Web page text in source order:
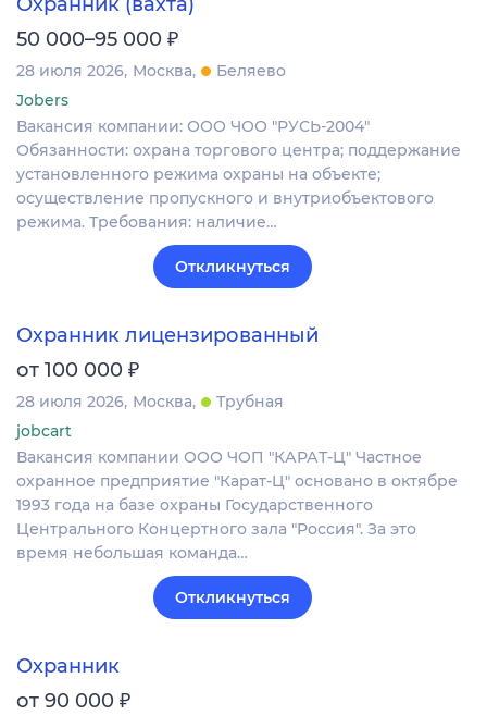
50 000–95 000 ₽
28 июля 2026 Москва
Беляево
Jobers
Вакансия компании: ООО ЧОО "РУСЬ-2004"
Обязанности: охрана торгового центра; поддержание
установленного режима охраны на объекте;
осуществление пропускного и внутриобъектового
режима. Требования: наличие…
Откликнуться
Охранник лицензированный
от 100 000 ₽
28 июля 2026 Москва
Трубная
jobcart
Вакансия компании ООО ЧОП "КАРАТ-Ц" Частное
охранное предприятие "Карат-Ц" основано в октябре
1993 года на базе охраны Государственного
Центрального Концертного зала "Россия". За это
время небольшая команда…
Откликнуться
Охранник
от 90 000 ₽